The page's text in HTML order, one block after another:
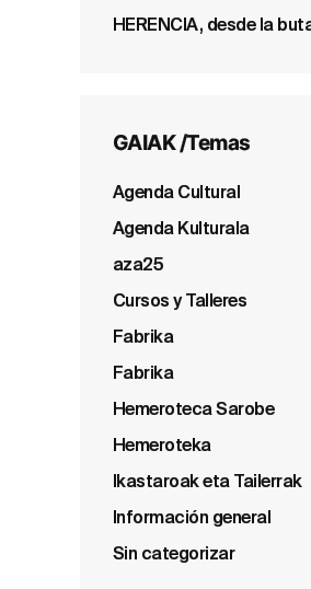
HERENCIA, desde la
GAIAK /Temas
Agenda Cultural
Agenda Kulturala
aza25
Cursos y Talleres
Fabrika
Fabrika
Hemeroteca Sarobe
Hemeroteka
Ikastaroak eta Tailerrak
Información general
Sin categorizar